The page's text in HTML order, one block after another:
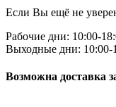
Если Вы ещё не
Рабочие дни: 10:00-
Выходные дни: 10:00-
Возможна доставка